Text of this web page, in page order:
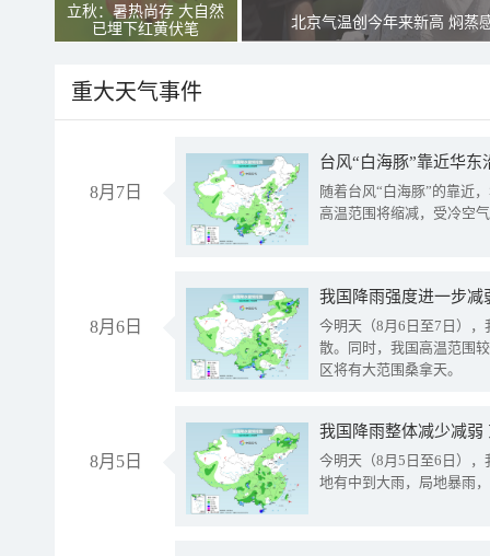
立秋：暑热尚存 大自然
已埋下红黄伏笔
北京气温创今年来新高 焖蒸
重大天气事件
8月7日
台风“白海豚”靠近华
随着台风“白海豚”的靠近
高温范围将缩减，受冷空
8月6日
今明天（8月6日至7日）
散。同时，我国高温范围
区将有大范围桑拿天。
8月5日
我国降雨整体减少减弱
今明天（8月5日至6日）
地有中到大雨，局地暴雨